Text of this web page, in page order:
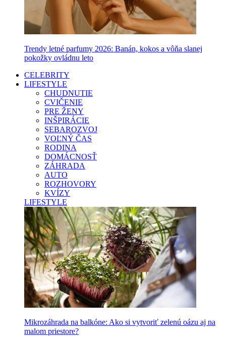
Trendy letné parfumy 2026: Banán, kokos a vôňa slanej
pokožky ovládnu leto
CELEBRITY
LIFESTYLE
CHUDNUTIE
CVIČENIE
PRE ŽENY
INŠPIRÁCIE
SEBAROZVOJ
VOĽNÝ ČAS
RODINA
DOMÁCNOSŤ
ZÁHRADA
AUTO
ROZHOVORY
KVÍZY
LIFESTYLE
Mikrozáhrada na balkóne: Ako si vytvoriť zelenú oázu aj na
malom priestore?